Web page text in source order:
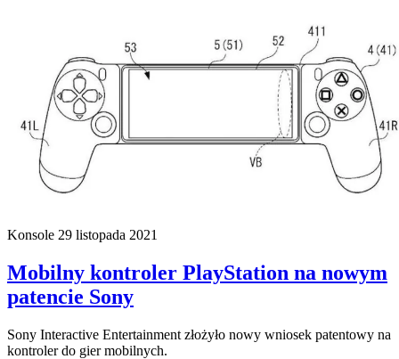
Konsole 29 listopada 2021
Mobilny kontroler PlayStation na nowym
patencie Sony
Sony Interactive Entertainment złożyło nowy wniosek patentowy na
kontroler do gier mobilnych.